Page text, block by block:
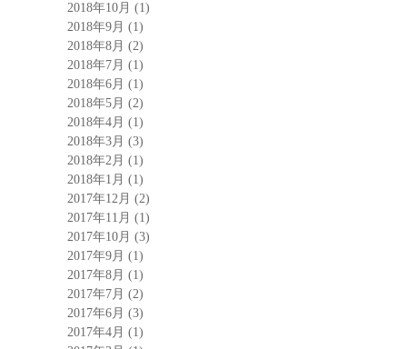
2018年10月 (1)
2018年9月 (1)
2018年8月 (2)
2018年7月 (1)
2018年6月 (1)
2018年5月 (2)
2018年4月 (1)
2018年3月 (3)
2018年2月 (1)
2018年1月 (1)
2017年12月 (2)
2017年11月 (1)
2017年10月 (3)
2017年9月 (1)
2017年8月 (1)
2017年7月 (2)
2017年6月 (3)
2017年4月 (1)